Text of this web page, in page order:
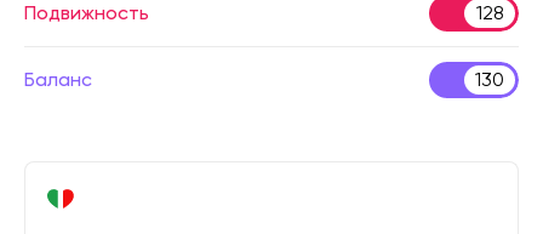
Подвижность 128
Баланс 130